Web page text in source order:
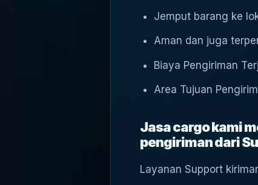
Jemput barang ke
Aman dan juga
Biaya Pengiriman
Area Tujuan
Jasa cargo kami
pengiriman dari
Layanan Support